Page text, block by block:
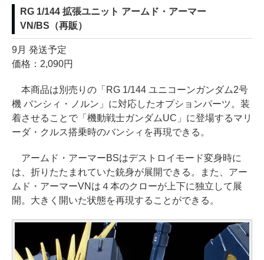
RG 1/144 拡張ユニット アームド・アーマー
VN/BS（再販）
9月 発送予定
価格：2,090円
本商品は別売りの「RG 1/144 ユニコーンガンダム2号
機 バンシィ・ノルン」に対応したオプションパーツ。装
着させることで「機動戦士ガンダムUC」に登場するマリ
ーダ・クルス搭乗時のバンシィを再現できる。
アームド・アーマーBSはデストロイモード変身時に
は、折りたたまれていた銃身が展開できる。また、アー
ムド・アーマーVNは４本のクローが上下に独立して展
開。大きく開いた状態を再現することができる。